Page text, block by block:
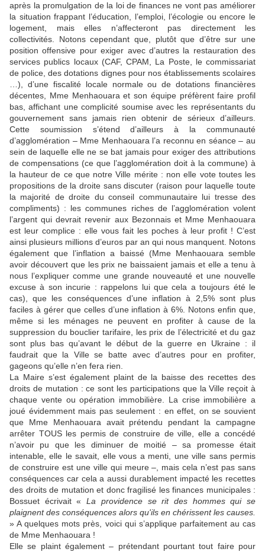
après la promulgation de la loi de finances ne vont pas améliorer
la situation frappant l’éducation, l’emploi, l’écologie ou encore le
logement, mais elles n’affecteront pas directement les
collectivités. Notons cependant que, plutôt que d’être sur une
position offensive pour exiger avec d’autres la restauration des
services publics locaux (CAF, CPAM, La Poste, le commissariat
de police, des dotations dignes pour nos établissements scolaires
…), d’une fiscalité locale normale ou de dotations financières
décentes, Mme Menhaouara et son équipe préfèrent faire profil
bas, affichant une complicité soumise avec les représentants du
gouvernement sans jamais rien obtenir de sérieux d’ailleurs.
Cette soumission s’étend d’ailleurs à la communauté
d’agglomération – Mme Menhaouara l’a reconnu en séance – au
sein de laquelle elle ne se bat jamais pour exiger des attributions
de compensations (ce que l’agglomération doit à la commune) à
la hauteur de ce que notre Ville mérite : non elle vote toutes les
propositions de la droite sans discuter (raison pour laquelle toute
la majorité de droite du conseil communautaire lui tresse des
compliments) : les communes riches de l’agglomération volent
l’argent qui devrait revenir aux Bezonnais et Mme Menhaouara
est leur complice : elle vous fait les poches à leur profit ! C’est
ainsi plusieurs millions d’euros par an qui nous manquent. Notons
également que l’inflation a baissé (Mme Menhaouara semble
avoir découvert que les prix ne baissaient jamais et elle a tenu à
nous l’expliquer comme une grande nouveauté et une nouvelle
excuse à son incurie : rappelons lui que cela a toujours été le
cas), que les conséquences d’une inflation à 2,5% sont plus
faciles à gérer que celles d’une inflation à 6%. Notons enfin que,
même si les ménages ne peuvent en profiter à cause de la
suppression du bouclier tarifaire, les prix de l’électricité et du gaz
sont plus bas qu’avant le début de la guerre en Ukraine : il
faudrait que la Ville se batte avec d’autres pour en profiter,
gageons qu’elle n’en fera rien.
La Maire s’est également plaint de la baisse des recettes des
droits de mutation : ce sont les participations que la Ville reçoit à
chaque vente ou opération immobilière. La crise immobilière a
joué évidemment mais pas seulement : en effet, on se souvient
que Mme Menhaouara avait prétendu pendant la campagne
arrêter TOUS les permis de construire de ville, elle a concédé
n’avoir pu que les diminuer de moitié – sa promesse était
intenable, elle le savait, elle vous a menti, une ville sans permis
de construire est une ville qui meure –, mais cela n’est pas sans
conséquences car cela a aussi durablement impacté les recettes
des droits de mutation et donc fragilisé les finances municipales :
Bossuet écrivait «La providence se rit des hommes qui se
plaignent des conséquences alors qu'ils en chérissent les causes.
» A quelques mots près, voici qui s’applique parfaitement au cas
de Mme Menhaouara !
Elle se plaint également – prétendant pourtant tout faire pour